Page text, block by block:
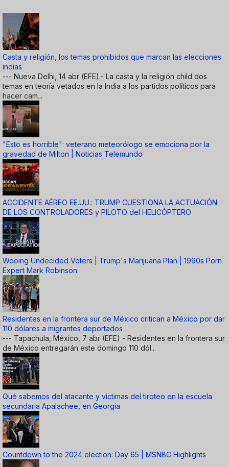
Casta y religión, los temas prohibidos que marcan las elecciones
indias
--- Nueva Delhi, 14 abr (EFE).- La casta y la religión child dos
temas en teoría vetados en la India a los partidos políticos para
hacer cam...
"Esto es horrible": veterano meteorólogo se emociona por la
gravedad de Milton | Noticias Telemundo
ACCIDENTE AÉREO EE.UU.: TRUMP CUESTIONA LA ACTUACIÓN
DE LOS CONTROLADORES y PILOTO del HELICÓPTERO
Wooing Undecided Voters | Trump's Marijuana Plan | 1990s Porn
Expert Mark Robinson
Residentes en la frontera sur de México critican a México por dar
110 dólares a migrantes deportados
--- Tapachula, México, 7 abr (EFE) - Residentes en la frontera sur
de México entregarán este domingo 110 dól...
Qué sabemos del atacante y víctimas del tiroteo en la escuela
secundaria Apalachee, en Georgia
Countdown to the 2024 election: Day 65 | MSNBC Highlights